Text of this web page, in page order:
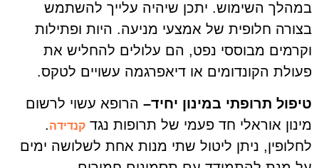
במהלך השימוש. יתכן שיהיה עלייך להשתמש
בצורה חלופית של אמצעי מניעה. היות ופתילות
וקרמים מבוססי נפט, הם עלולים להחליש את
פעולת הקונדומים או דיאפרגמה עשויים לטקס.
טיפול תרופתי במינון יחיד– הרופא עשוי לרשום
מינון אוראלי חד פעמי של תרופות נגד קנדידה.
לחלופין, ניתן ליטול שתי מנות אחת לשלושה ימים